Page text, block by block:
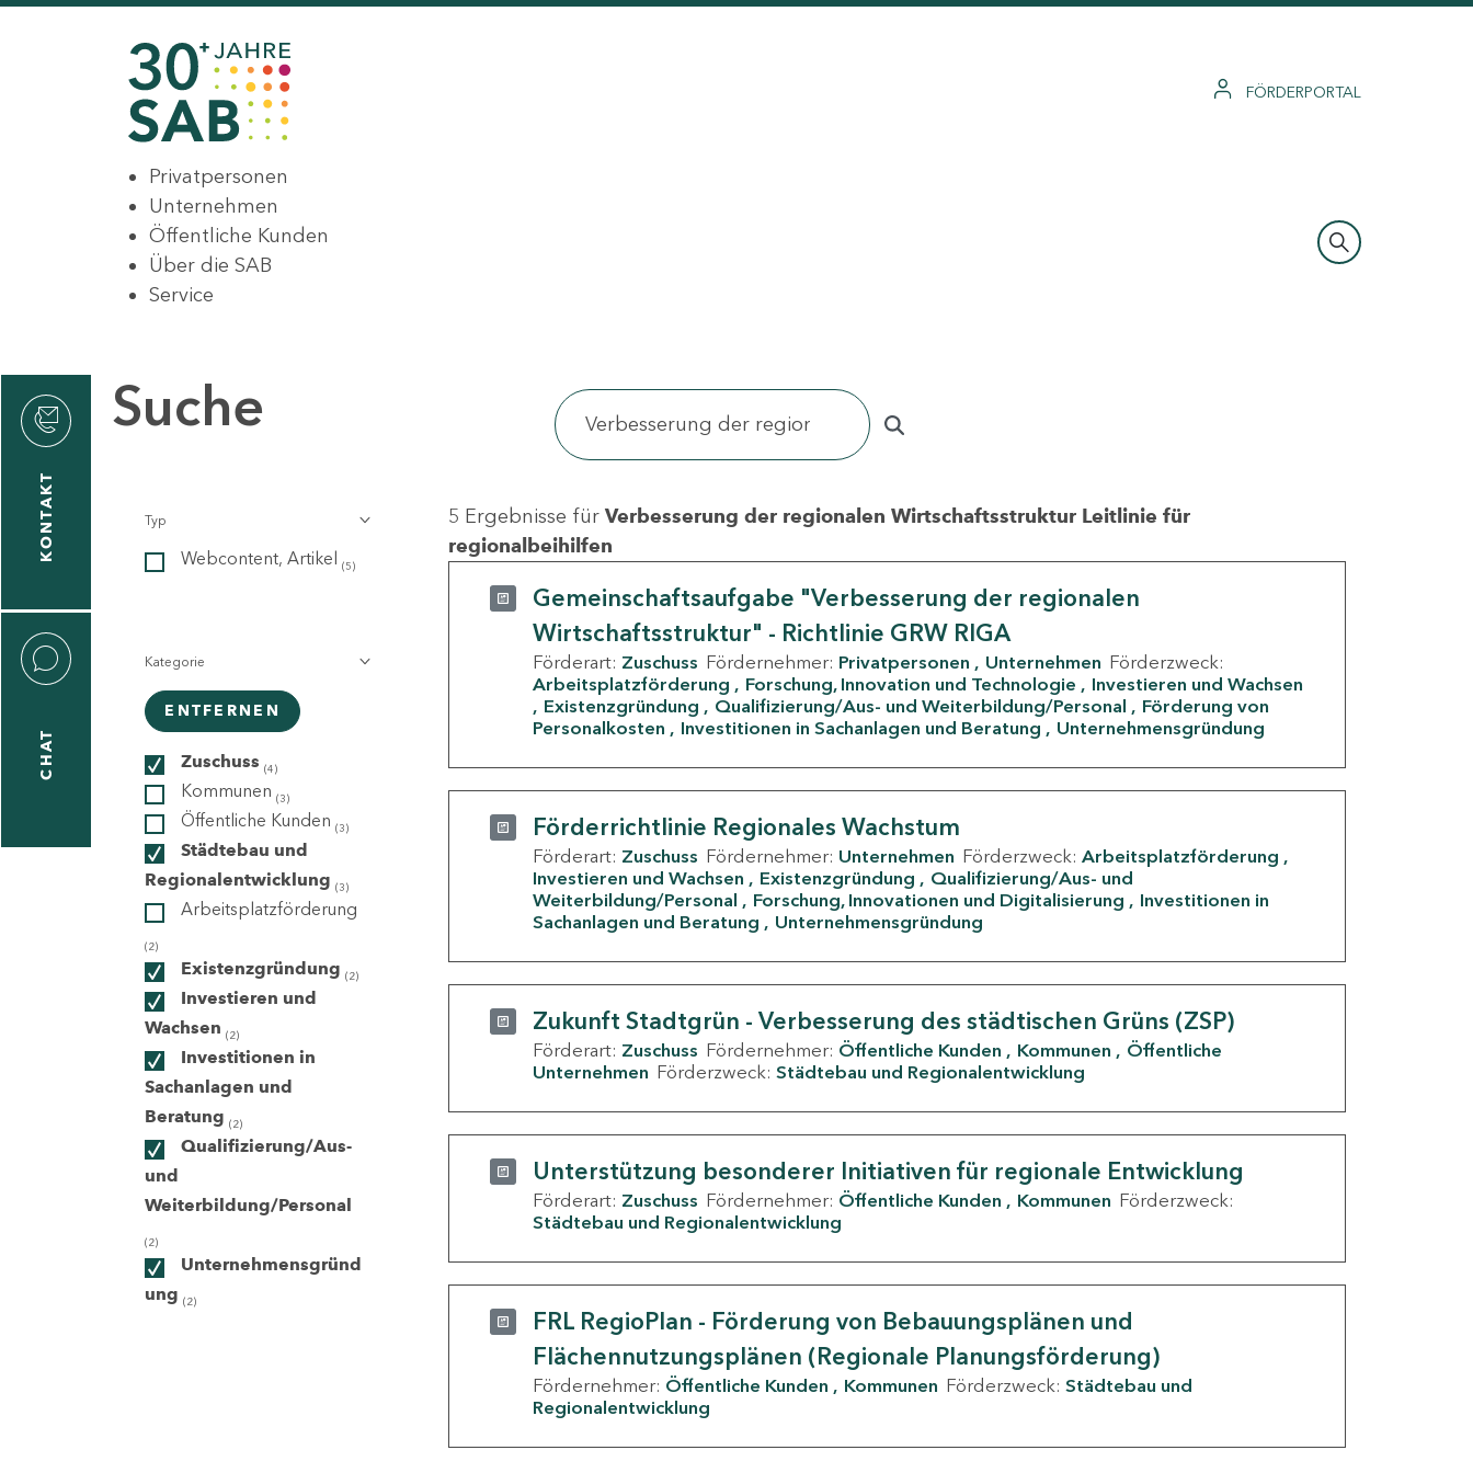
FÖRDERPORTAL
Privatpersonen
Unternehmen
Öffentliche Kunden
Über die SAB
Service
KONTAKT
CHAT
Suche
Typ
Webcontent, Artikel (5)
Kategorie
ENTFERNEN
Zuschuss (4)
Kommunen (3)
Öffentliche Kunden (3)
Städtebau und
Regionalentwicklung (3)
Arbeitsplatzförderung
(2)
Existenzgründung (2)
Investieren und
Wachsen (2)
Investitionen in
Sachanlagen und
Beratung (2)
Qualifizierung/Aus-
und
Weiterbildung/Personal
(2)
Unternehmensgründ
ung (2)
5 Ergebnisse für Verbesserung der regionalen Wirtschaftsstruktur Leitlinie für
regionalbeihilfen
Gemeinschaftsaufgabe "Verbesserung der regionalen
Wirtschaftsstruktur" - Richtlinie GRW RIGA
Förderart: Zuschuss Fördernehmer: Privatpersonen Unternehmen Förderzweck:
Arbeitsplatzförderung
Forschung, Innovation und Technologie
Investieren und Wachsen
Existenzgründung
Qualifizierung/Aus- und Weiterbildung/Personal
Förderung von
Personalkosten
Investitionen in Sachanlagen und Beratung Unternehmensgründung
Förderrichtlinie Regionales Wachstum
Förderart: Zuschuss Fördernehmer: Unternehmen Förderzweck: Arbeitsplatzförderung
Investieren und Wachsen
Existenzgründung
Qualifizierung/Aus- und
Weiterbildung/Personal
Forschung, Innovationen und Digitalisierung
Investitionen in
Sachanlagen und Beratung
Unternehmensgründung
Zukunft Stadtgrün - Verbesserung des städtischen Grüns (ZSP)
Förderart: Zuschuss Fördernehmer: Öffentliche Kunden Kommunen
Öffentliche
Unternehmen Förderzweck: Städtebau und Regionalentwicklung
Unterstützung besonderer Initiativen für regionale Entwicklung
Förderart: Zuschuss Fördernehmer: Öffentliche Kunden Kommunen Förderzweck:
Städtebau und Regionalentwicklung
FRL RegioPlan - Förderung von Bebauungsplänen und
Flächennutzungsplänen (Regionale Planungsförderung)
Fördernehmer: Öffentliche Kunden Kommunen Förderzweck: Städtebau und
Regionalentwicklung